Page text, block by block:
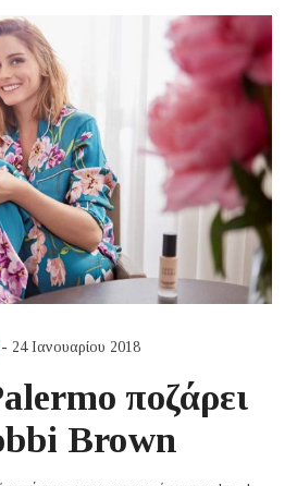
- 24 Ιανουαρίου 2018
ποζάρει
Brown